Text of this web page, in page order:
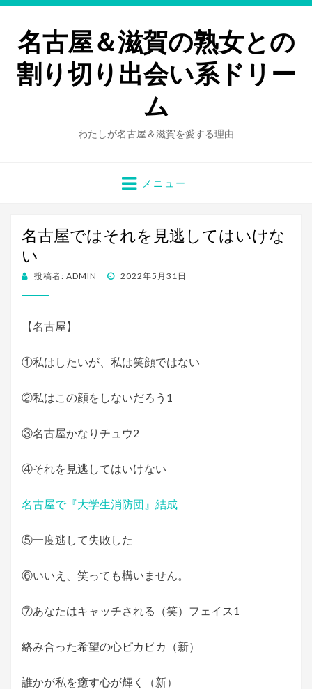
名古屋＆滋賀の熟女との
割り切り出会い系ドリー
ム
わたしが名古屋＆滋賀を愛する理由
メニュー
名古屋ではそれを見逃してはいけな
い
投稿者: ADMIN
投 2022年5月31日
【名古屋】
①私はしたいが、私は笑顔ではない
②私はこの顔をしないだろう1
③名古屋かなりチュウ2
④それを見逃してはいけない
名古屋で『大学生消防団』結成
⑤一度逃して失敗した
⑥いいえ、笑っても構いません。
⑦あなたはキャッチされる（笑）フェイス1
絡み合った希望の心ピカピカ（新）
誰かが私を癒す心が輝く（新）